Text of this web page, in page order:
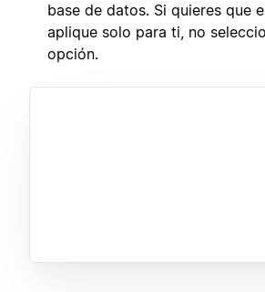
base de datos. Si quieres que
aplique solo para ti, no
opción.